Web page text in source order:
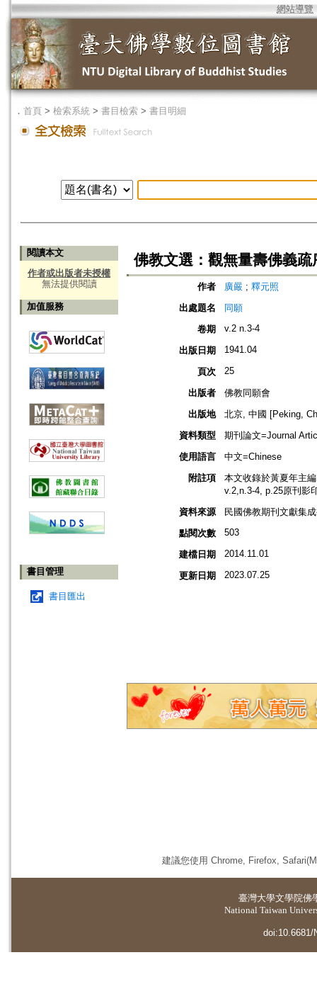
網站導覽
． 首頁 > 檢索系統 > 書目檢索 > 書目明細
閱讀本文
作者或出版者未授權
無法提供閱讀
加值服務
書目管理
書目匯出
佛教文選：觀無量壽佛義疏
作者 廣嚴 ; 釋元照
出處題名
同願
卷期
v.2 n.3-4
出版日期 1941.04
頁次 25
出版者
佛教同願會
出版地
北京, 中國 [Peking,
資料類型
期刊論文=Journal
使用語言
中文=Chinese
附註項
本文收錄於黃夏年主
v.2,n.3-4, p.25原刊影
資料來源
民國佛教期刊文獻集
點閱次數
503
建檔日期 2014.11.01
更新日期 2023.07.25
建議您使用 Chrome, Firefox,
臺灣大學文學院佛
National Taiwan
doi:10.6681/